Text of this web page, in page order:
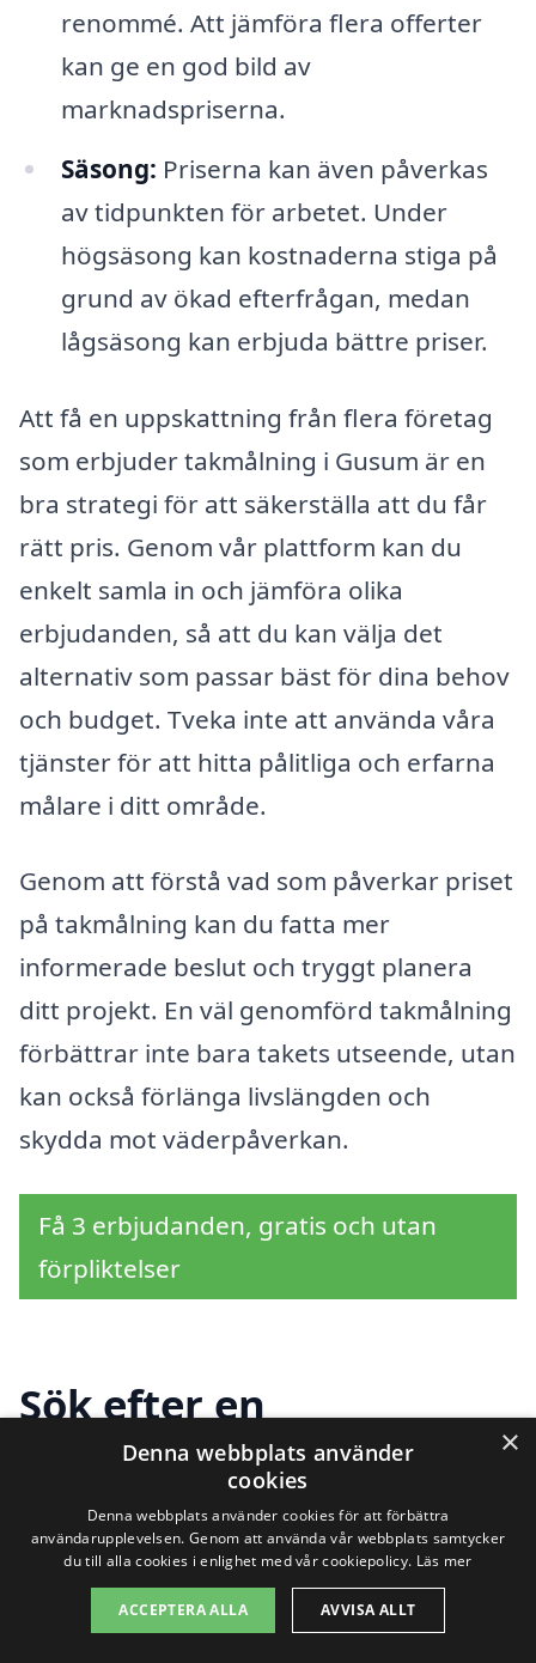
renommé. Att jämföra flera offerter
kan ge en god bild av
marknadspriserna.
Säsong: Priserna kan även påverkas
av tidpunkten för arbetet. Under
högsäsong kan kostnaderna stiga på
grund av ökad efterfrågan, medan
lågsäsong kan erbjuda bättre priser.
Att få en uppskattning från flera företag
som erbjuder takmålning i Gusum är en
bra strategi för att säkerställa att du får
rätt pris. Genom vår plattform kan du
enkelt samla in och jämföra olika
erbjudanden, så att du kan välja det
alternativ som passar bäst för dina behov
och budget. Tveka inte att använda våra
tjänster för att hitta pålitliga och erfarna
målare i ditt område.
Genom att förstå vad som påverkar priset
på takmålning kan du fatta mer
informerade beslut och tryggt planera
ditt projekt. En väl genomförd takmålning
förbättrar inte bara takets utseende, utan
kan också förlänga livslängden och
skydda mot väderpåverkan.
Få 3 erbjudanden, gratis och utan
förpliktelser
Sök efter en
professionell för
takmålning i andra
städer nära Gusum
×
Denna webbplats använder
cookies
Denna webbplats använder cookies för att förbättra
användarupplevelsen. Genom att använda vår webbplats samtycker
du till alla cookies i enlighet med vår cookiepolicy. Läs mer
ACCEPTERA ALLA AVVISA ALLT